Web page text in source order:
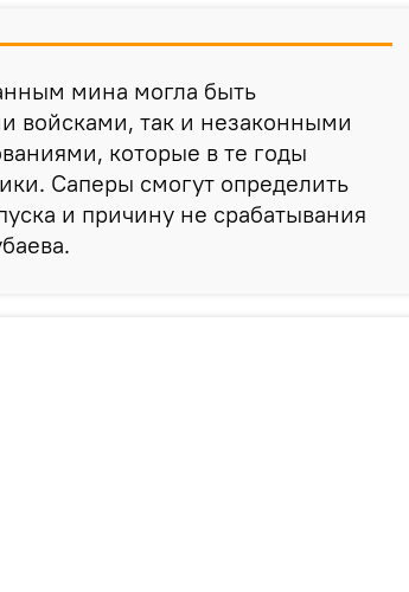
мина могла быть
войсками, так и незаконными
которые в те годы
Саперы смогут определить
и причину не срабатывания